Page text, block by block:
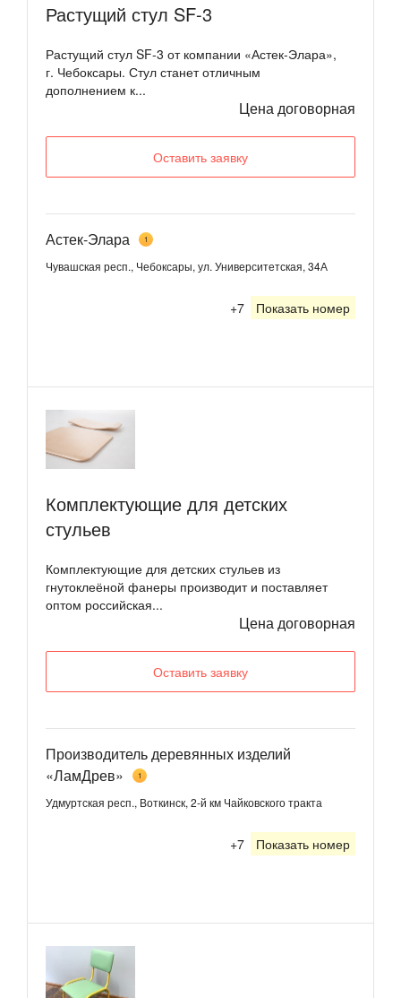
Растущий стул SF-3
Растущий стул SF-3 от компании «Астек-Элара»,
г. Чебоксары. Стул станет отличным
дополнением к...
Цена договорная
Оставить заявку
Астек-Элара 1
Чувашская респ., Чебоксары, ул. Университетская, 34А
+7 Показать номер
Комплектующие для детских
стульев
Комплектующие для детских стульев из
гнутоклеёной фанеры производит и поставляет
оптом российская...
Цена договорная
Оставить заявку
Производитель деревянных изделий
«ЛамДрев»
1
Удмуртская респ., Воткинск, 2-й км Чайковского тракта
+7 Показать номер